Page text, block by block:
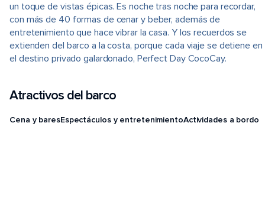
un toque de vistas épicas. Es noche tras noche para recordar,
con más de 40 formas de cenar y beber, además de
entretenimiento que hace vibrar la casa. Y los recuerdos se
extienden del barco a la costa, porque cada viaje se detiene en
el destino privado galardonado, Perfect Day CocoCay.
Atractivos del barco
Cena y baresEspectáculos y entretenimientoActividades a bordo